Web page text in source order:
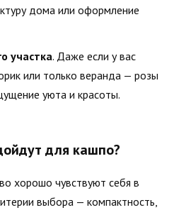
дома или оформление
участка. Даже если у вас
или только веранда — розы
уюта и красоты.
для кашпо?
хорошо чувствуют себя в
выбора — компактность,